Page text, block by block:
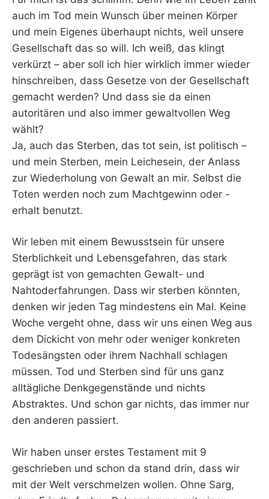
auch im Tod mein Wunsch über meinen Körper
und mein Eigenes überhaupt nichts, weil unsere
Gesellschaft das so will. Ich weiß, das klingt
verkürzt – aber soll ich hier wirklich immer wieder
hinschreiben, dass Gesetze von der Gesellschaft
gemacht werden? Und dass sie da einen
autoritären und also immer gewaltvollen Weg
wählt?
Ja, auch das Sterben, das tot sein, ist politisch –
und mein Sterben, mein Leichesein, der Anlass
zur Wiederholung von Gewalt an mir. Selbst die
Toten werden noch zum Machtgewinn oder -
erhalt benutzt.
Wir leben mit einem Bewusstsein für unsere
Sterblichkeit und Lebensgefahren, das stark
geprägt ist von gemachten Gewalt- und
Nahtoderfahrungen. Dass wir sterben könnten,
denken wir jeden Tag mindestens ein Mal. Keine
Woche vergeht ohne, dass wir uns einen Weg aus
dem Dickicht von mehr oder weniger konkreten
Todesängsten oder ihrem Nachhall schlagen
müssen. Tod und Sterben sind für uns ganz
alltägliche Denkgegenstände und nichts
Abstraktes. Und schon gar nichts, das immer nur
den anderen passiert.
Wir haben unser erstes Testament mit 9
geschrieben und schon da stand drin, dass wir
mit der Welt verschmelzen wollen. Ohne Sarg,